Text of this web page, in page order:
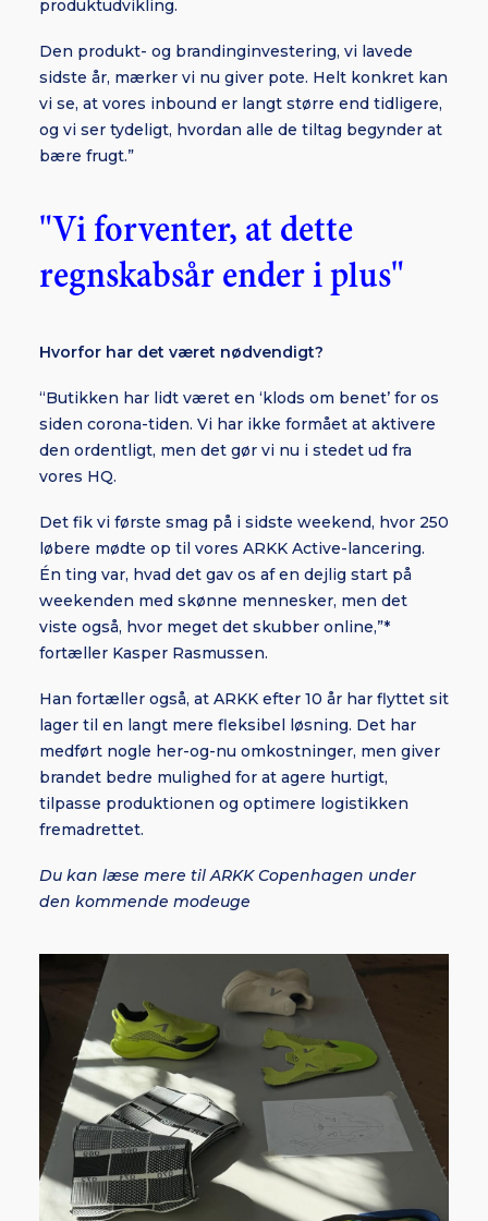
produktudvikling.
Den produkt- og brandinginvestering, vi lavede
sidste år, mærker vi nu giver pote. Helt konkret kan
vi se, at vores inbound er langt større end tidligere,
og vi ser tydeligt, hvordan alle de tiltag begynder at
bære frugt.”
"Vi forventer, at dette
regnskabsår ender i plus"
Hvorfor har det været nødvendigt?
“Butikken har lidt været en ‘klods om benet’ for os
siden corona-tiden. Vi har ikke formået at aktivere
den ordentligt, men det gør vi nu i stedet ud fra
vores HQ.
Det fik vi første smag på i sidste weekend, hvor 250
løbere mødte op til vores ARKK Active-lancering.
Én ting var, hvad det gav os af en dejlig start på
weekenden med skønne mennesker, men det
viste også, hvor meget det skubber online,”*
fortæller Kasper Rasmussen.
Han fortæller også, at ARKK efter 10 år har flyttet sit
lager til en langt mere fleksibel løsning. Det har
medført nogle her-og-nu omkostninger, men giver
brandet bedre mulighed for at agere hurtigt,
tilpasse produktionen og optimere logistikken
fremadrettet.
Du kan læse mere til ARKK Copenhagen under
den kommende modeuge